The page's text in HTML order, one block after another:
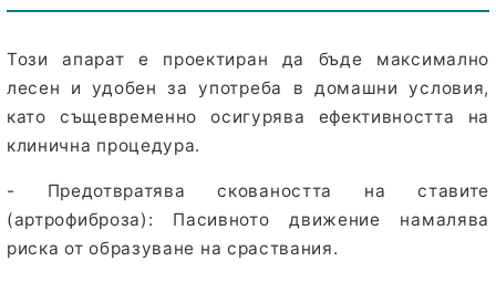
Този апарат е проектиран да бъде максимално
лесен и удобен за употреба в домашни условия,
като същевременно осигурява ефективността на
клинична процедура.
- Предотвратява сковаността на ставите
(артрофиброза): Пасивното движение намалява
риска от образуване на сраствания.